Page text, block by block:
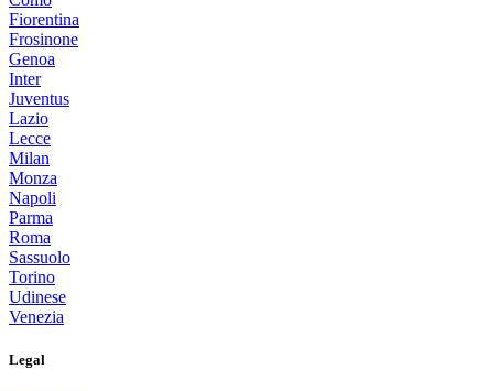
Fiorentina
Frosinone
Genoa
Inter
Juventus
Lazio
Lecce
Milan
Monza
Napoli
Parma
Roma
Sassuolo
Torino
Udinese
Venezia
Legal